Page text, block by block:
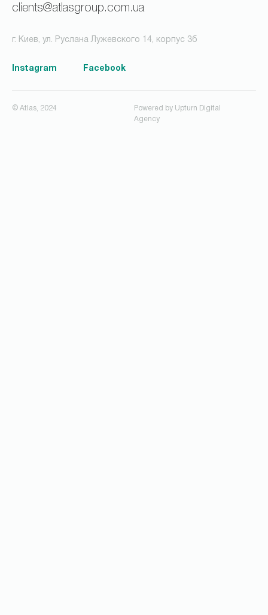
clients@atlasgroup.com.ua
г. Киев, ул. Руслана Лужевского 14, корпус 3б
Instagram Facebook
© Atlas, 2024 Powered by Upturn Digital
Agency